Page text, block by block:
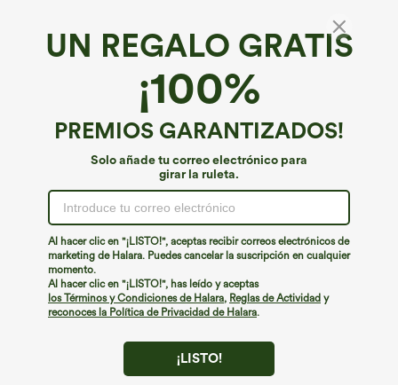
UN REGALO GRATIS
¡100%
PREMIOS GARANTIZADOS!
Solo añade tu correo electrónico para
girar la ruleta.
Al hacer clic en "¡LISTO!", aceptas recibir correos electrónicos de
marketing de Halara. Puedes cancelar la suscripción en cualquier
momento.
Al hacer clic en "¡LISTO!", has leído y aceptas
los Términos y Condiciones de Halara, Reglas de Actividad y
reconoces la Política de Privacidad de Halara.
¡LISTO!
Vestido midi de rayas sin mangas con escote